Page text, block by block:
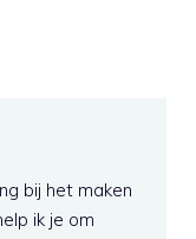
bij het maken
ik je om